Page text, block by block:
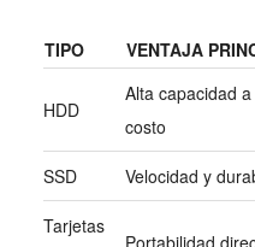
TIPO VENTAJA
HDD
Alta capacidad
costo
SSD Velocidad y
Tarjetas
Portabilidad